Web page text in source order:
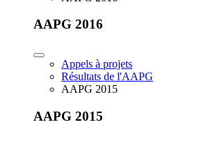
AAPG 2016
Appels à projets
Résultats de l'AAPG
AAPG 2015
AAPG 2015